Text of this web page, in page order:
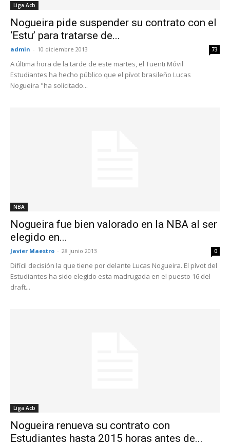
Liga Acb
Nogueira pide suspender su contrato con el
‘Estu’ para tratarse de...
admin - 10 diciembre 2013 73
A última hora de la tarde de este martes, el Tuenti Móvil
Estudiantes ha hecho público que el pívot brasileño Lucas
Nogueira "ha solicitado...
NBA
Nogueira fue bien valorado en la NBA al ser
elegido en...
Javier Maestro - 28 junio 2013 0
Difícil decisión la que tiene por delante Lucas Nogueira. El pívot del
Estudiantes ha sido elegido esta madrugada en el puesto 16 del
draft...
Liga Acb
Nogueira renueva su contrato con
Estudiantes hasta 2015 horas antes de...